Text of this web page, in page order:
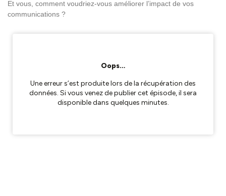
Et vous, comment voudriez-vous améliorer l’impact de vos
communications ?